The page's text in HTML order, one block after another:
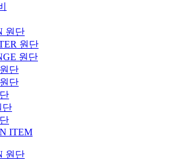
원단
원단
원단
단
단
단
ITEM
원단